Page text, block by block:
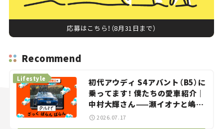
応募はこちら！（8月31日まで）
Recommend
初代アウディ S4アバント（B5）に
乗ってます！ 僕たちの愛車紹介｜
中村大輝さん——瀬イオナと嶋田
智之の「クルマでざっくばらんば
Lifestyle
2026.07.17